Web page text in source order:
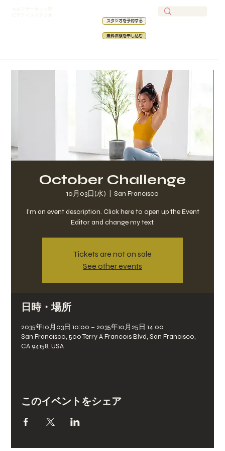
スタジオを予約する
無料体験を申し込む
October Challenge
10月03日(水) San Francisco
I’m an event description. Click here to open up the Event
Editor and change my text.
Tickets are not on sale
See other events
日時・場所
2035年10月03日 10:00 – 2035年10月25日 14:00
San Francisco, 500 Terry A Francois Blvd, San Francisco,
CA 94158, USA
このイベントをシェア